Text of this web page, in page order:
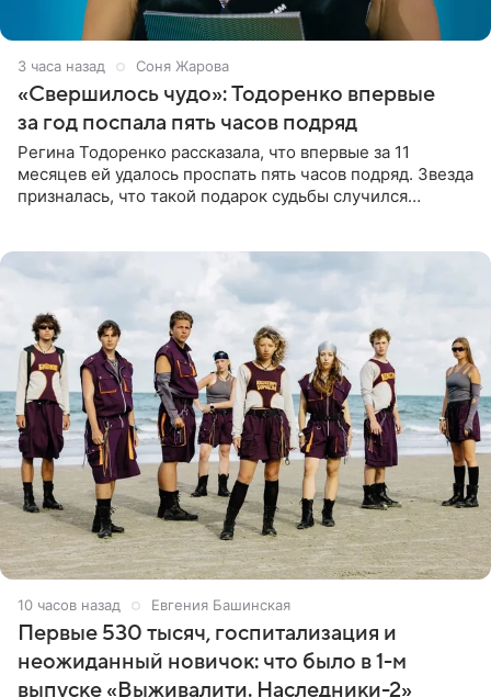
3 часа назад Соня Жарова
«Свершилось чудо»: Тодоренко впервые
за год поспала пять часов подряд
Регина Тодоренко рассказала, что впервые за 11
месяцев ей удалось проспать пять часов подряд. Звезда
призналась, что такой подарок судьбы случился
10 часов назад Евгения Башинская
Первые 530 тысяч, госпитализация и
неожиданный новичок: что было в 1-м
выпуске «Выживалити. Наследники-2»